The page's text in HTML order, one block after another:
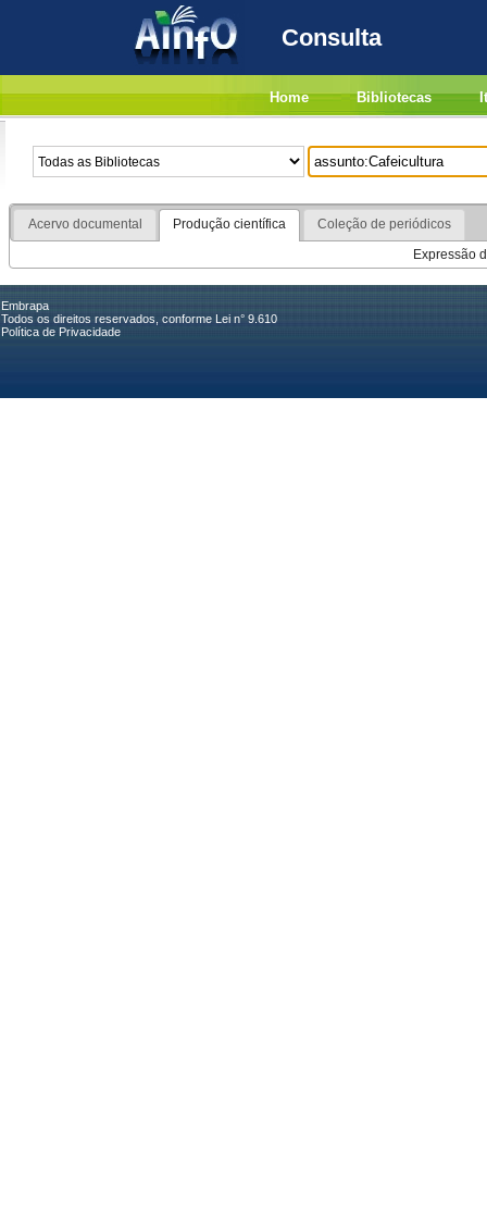
Consulta
Home Bibliotecas
Acervo documental Produção científica
Coleção de periódicos
Expressão
Embrapa
Todos os direitos reservados, conforme Lei n° 9.610
Política de Privacidade